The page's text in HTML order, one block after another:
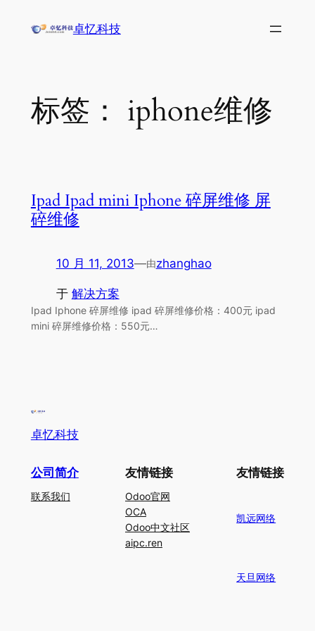
卓忆科技
标签： iphone维修
Ipad Ipad mini Iphone 碎屏维修 屏
碎维修
10 月 11, 2013—由zhanghao
于 解决方案
Ipad Iphone 碎屏维修 ipad 碎屏维修价格：400元 ipad
mini 碎屏维修价格：550元…
卓忆科技
公司简介
联系我们
友情链接
Odoo官网
OCA
Odoo中文社区
aipc.ren
友情链接
凯远网络
天旦网络